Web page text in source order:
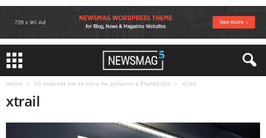
Home 10 makinat me te mira ne panairin e Frankfurtit xtrail
xtrail